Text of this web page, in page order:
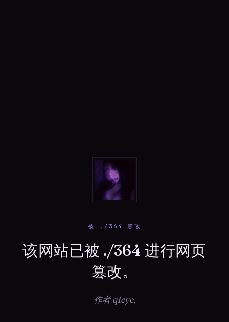
被 ./364 篡改
该网站已被 ./364 进行网页
篡改。
作者 q1cye,